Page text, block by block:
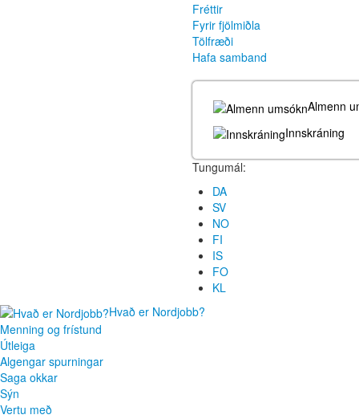
Fréttir
Fyrir fjölmiðla
Tölfræði
Hafa samband
Almenn
Innskráning
Tungumál:
DA
SV
NO
FI
IS
FO
KL
Hvað er Nordjobb?
Menning og frístund
Útleiga
Algengar spurningar
Saga okkar
Sýn
Vertu með